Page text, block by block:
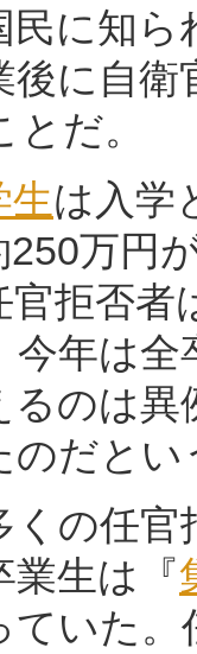
に知ら
後に自
だ。
生は入学
250万円
官拒否
今年は
るのは
のだと
くの任
業生は『
ていた